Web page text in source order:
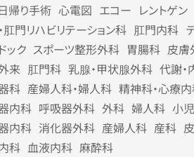
帰り手術 心電図 エコー レントゲン
肛門リハビリテーション科 肛門内科
ック スポーツ整形外科 胃腸科 皮膚
来 肛門科 乳腺・甲状腺外科 代謝
科 産婦人科・婦人科 精神科・心療
内科 呼吸器外科 外科 婦人科 小
内科 消化器外科 産婦人科 産科
科 血液内科 麻酔科